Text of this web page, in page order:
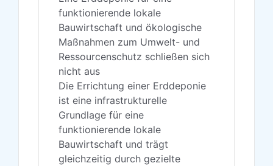
funktionierende lokale
Bauwirtschaft und ökologische
Maßnahmen zum Umwelt- und
Ressourcenschutz schließen sich
nicht aus
Die Errichtung einer Erddeponie
ist eine infrastrukturelle
Grundlage für eine
funktionierende lokale
Bauwirtschaft und trägt
gleichzeitig durch gezielte